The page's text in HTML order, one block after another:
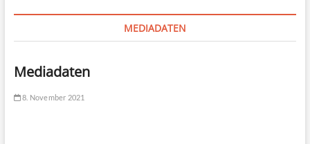
MEDIADATEN
Mediadaten
8. November 2021